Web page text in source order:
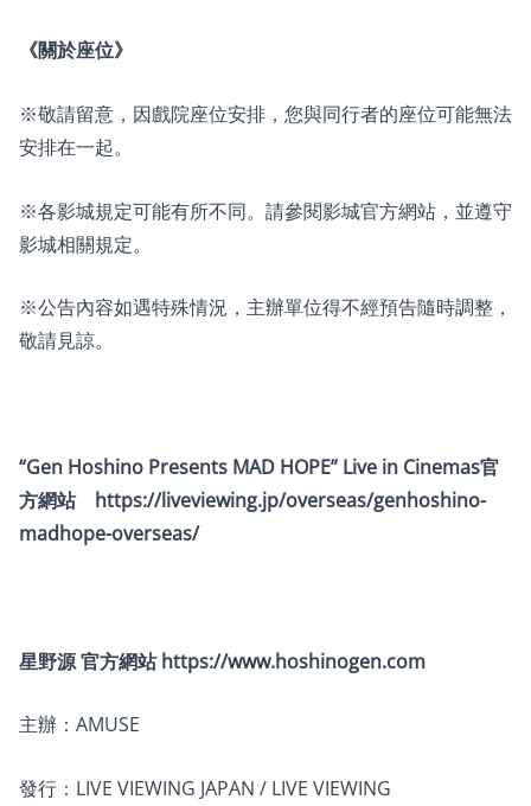
《關於座位》
※敬請留意，因戲院座位安排，您與同行者的座位可能無法
安排在一起。
※各影城規定可能有所不同。請參閱影城官方網站，並遵守
影城相關規定。
※公告內容如遇特殊情況，主辦單位得不經預告隨時調整，
敬請見諒。
“Gen Hoshino Presents MAD HOPE” Live in Cinemas官
方網站 https://liveviewing.jp/overseas/genhoshino-
madhope-overseas/
星野源 官方網站https://www.hoshinogen.com
主辦：AMUSE
發行：LIVE VIEWING JAPAN / LIVE VIEWING